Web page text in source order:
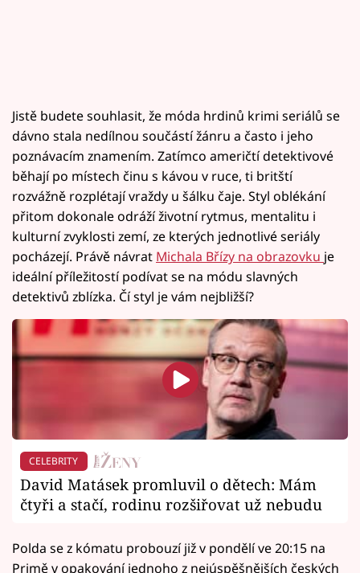
Jistě budete souhlasit, že móda hrdinů krimi seriálů se
dávno stala nedílnou součástí žánru a často i jeho
poznávacím znamením. Zatímco američtí detektivové
běhají po místech činu s kávou v ruce, ti britští
rozvážně rozplétají vraždy u šálku čaje. Styl oblékání
přitom dokonale odráží životní rytmus, mentalitu i
kulturní zvyklosti zemí, ze kterých jednotlivé seriály
pocházejí. Právě návrat Michala Břízy na obrazovku je
ideální příležitostí podívat se na módu slavných
detektivů zblízka. Čí styl je vám nejbližší?
CELEBRITY
David Matásek promluvil o dětech: Mám
čtyři a stačí, rodinu rozšiřovat už nebudu
Polda se z kómatu probouzí již v pondělí ve 20:15 na
Primě v opakování jednoho z nejúspěšnějších českých